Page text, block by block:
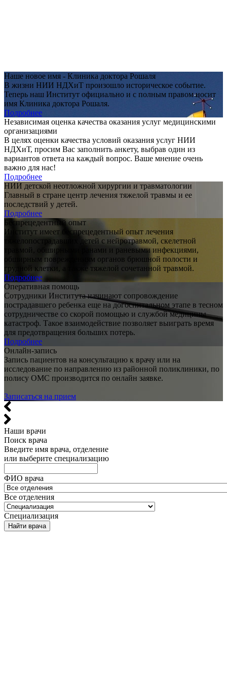
Наше новое имя - Клиника доктора Рошаля
В жизни НИИ НДХиТ произошло историческое событие.
Теперь наш Институт официально и с полным правом носит
имя Клиника доктора Рошаля.
Подробнее
Независимая оценка качества оказания услуг медицинскими
организациями
В целях оценки качества условий оказания услуг НИИ
НДХиТ, просим Вас заполнить анкету, выбрав один из
вариантов ответа на каждый вопрос. Ваше мнение очень
важно для нас!
Подробнее
НИИ детской неотложной хирургии и травматологии
Главный в стране центр лечения тяжелой травмы и ее
последствий у детей.
Подробнее
Беспрецедентный опыт
Институт имеет беспрецедентный опыт лечения
тяжелопострадавших детей с нейротравмой, скелетной
травмой, обширными ранами и раневыми инфекциями,
обширным повреждениям органов брюшной полости и
грудной клетки, а также тяжелой сочетанной травмой.
Подробнее
Оперативная помощь
Сотрудники Института начинают сопровождение
пострадавшего ребенка еще на догоспитальном этапе в тесном
сотрудничестве со скорой помощью и службой медицины
катастроф. Такое взаимодействие позволяет выиграть время
для предотвращения больших потерь.
Подробнее
Онлайн-запись
Запись пациентов на консультацию к врачу или на
исследование по направлению из районной поликлиники, по
полису ОМС производится по онлайн заявке.
Записаться на прием
Наши врачи
Поиск врача
Введите имя врача, отделение
или выберите специализацию
ФИО врача
Все отделения
Специализация
Найти врача